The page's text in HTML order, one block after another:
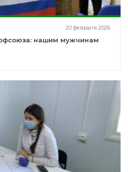
20 февраля 2026
нашим мужчинам